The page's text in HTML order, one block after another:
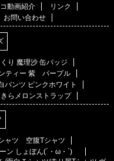
動画紹介
リンク
お問い合わせ
り 魔理沙 缶バッジ
ティー 紫 パープル
パンツ ピンクホワイト
らメロンストラップ
ャツ 空腹Tシャツ
ン しょぼん(´・ω・`)